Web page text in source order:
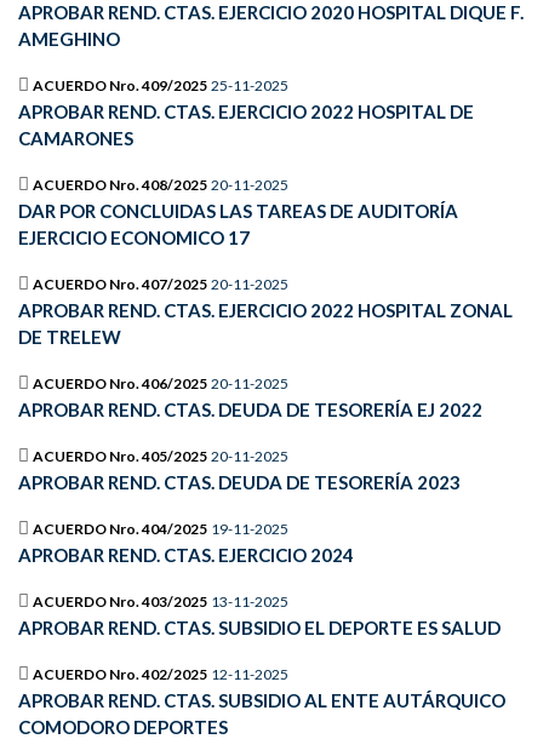
APROBAR REND. CTAS. EJERCICIO 2020 HOSPITAL DIQUE F.
AMEGHINO
ACUERDO Nro. 409/2025 25-11-2025
APROBAR REND. CTAS. EJERCICIO 2022 HOSPITAL DE
CAMARONES
ACUERDO Nro. 408/2025 20-11-2025
DAR POR CONCLUIDAS LAS TAREAS DE AUDITORÍA
EJERCICIO ECONOMICO 17
ACUERDO Nro. 407/2025 20-11-2025
APROBAR REND. CTAS. EJERCICIO 2022 HOSPITAL ZONAL
DE TRELEW
ACUERDO Nro. 406/2025 20-11-2025
APROBAR REND. CTAS. DEUDA DE TESORERÍA EJ 2022
ACUERDO Nro. 405/2025 20-11-2025
APROBAR REND. CTAS. DEUDA DE TESORERÍA 2023
ACUERDO Nro. 404/2025 19-11-2025
APROBAR REND. CTAS. EJERCICIO 2024
ACUERDO Nro. 403/2025 13-11-2025
APROBAR REND. CTAS. SUBSIDIO EL DEPORTE ES SALUD
ACUERDO Nro. 402/2025 12-11-2025
APROBAR REND. CTAS. SUBSIDIO AL ENTE AUTÁRQUICO
COMODORO DEPORTES